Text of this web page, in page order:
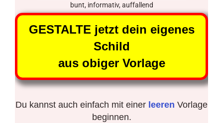
bunt, informativ, auffallend
GESTALTE jetzt dein eigenes
Schild
aus obiger Vorlage
Du kannst auch einfach mit einer leeren Vorlage
beginnen.